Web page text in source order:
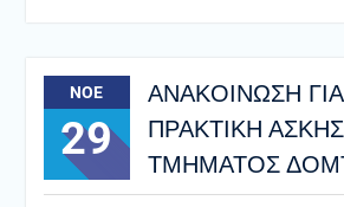
ΝΟΈ
29
ANAKOINΩΣΗ
ΠΡΑΚΤΙΚΗ
ΤΜΗΜΑΤΟΣ